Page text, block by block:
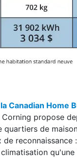
la Canadian Home
propose
de
de